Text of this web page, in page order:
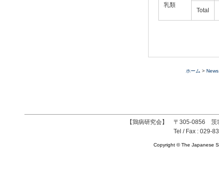
乳類
Total
ホーム > News
【鶏病研究会】 〒305-0856 茨
Tel / Fax : 029-
Copyright © The Japanese